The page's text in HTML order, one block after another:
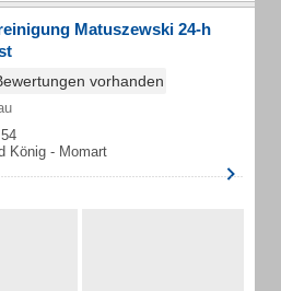
Matuszewski 24-h
vorhanden
König - Momart